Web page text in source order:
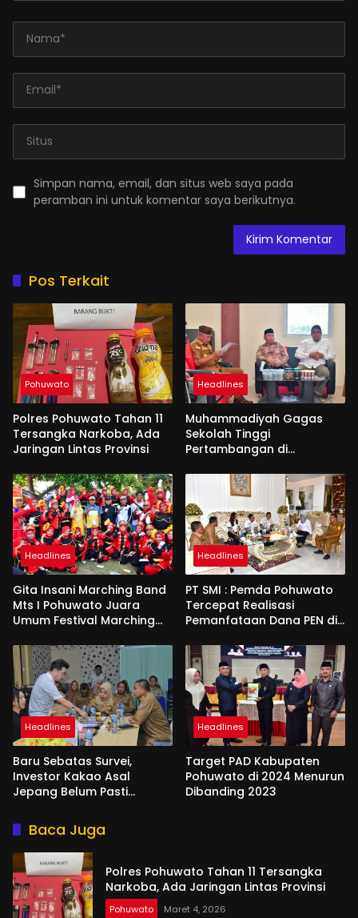
Simpan nama, email, dan situs web saya pada
peramban ini untuk komentar saya berikutnya.
Pos Terkait
Pohuwato
Polres Pohuwato Tahan 11
Tersangka Narkoba, Ada
Jaringan Lintas Provinsi
Headlines
Muhammadiyah Gagas
Sekolah Tinggi
Pertambangan di
Headlines
Gita Insani Marching Band
Mts I Pohuwato Juara
Umum Festival Marching
Headlines
PT SMI : Pemda Pohuwato
Tercepat Realisasi
Pemanfataan Dana PEN di
Headlines
Baru Sebatas Survei,
Investor Kakao Asal
Jepang Belum Pasti
Headlines
Target PAD Kabupaten
Pohuwato di 2024 Menurun
Dibanding 2023
Baca Juga
Polres Pohuwato Tahan 11 Tersangka
Narkoba, Ada Jaringan Lintas Provinsi
Pohuwato Maret 4, 2026